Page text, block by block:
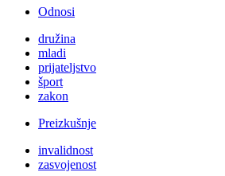
Odnosi
družina
mladi
prijateljstvo
šport
zakon
Preizkušnje
invalidnost
zasvojenost